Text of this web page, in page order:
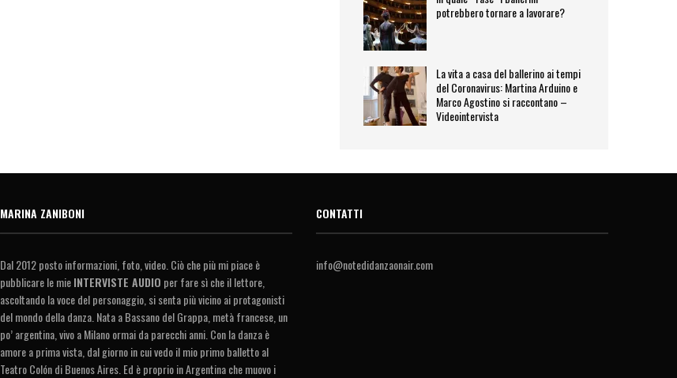
potrebbero tornare a lavorare?
La vita a casa del ballerino ai tempi
del Coronavirus: Martina Arduino e
Marco Agostino si raccontano –
Videointervista
MARINA ZANIBONI
Dal 2012 posto informazioni, foto, video. Ciò che più mi piace è
pubblicare le mieINTERVISTE AUDIO per fare sì che il lettore,
ascoltando la voce del personaggio, si senta più vicino ai protagonisti
del mondo della danza. Nata a Bassano del Grappa, metà francese, un
po’ argentina, vivo a Milano ormai da parecchi anni. Con la danza è
amore a prima vista, dal giorno in cui vedo il mio primo balletto al
Teatro Colón di Buenos Aires. Ed è proprio in Argentina che muovo i
CONTATTI
info@notedidanzaonair.com